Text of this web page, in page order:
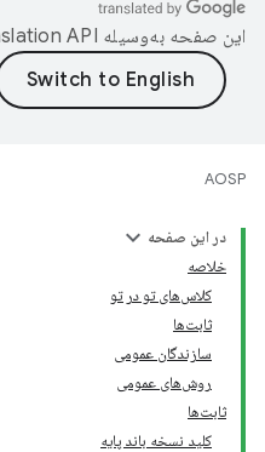
این صفحه به‌وسیله
AOSP
در این صفحه
خلاصه
کلاس‌های تو در تو
ثابت‌ها
سازندگان عمومی
روش‌های عمومی
ثابت‌ها
کلید نسخه باند پایه